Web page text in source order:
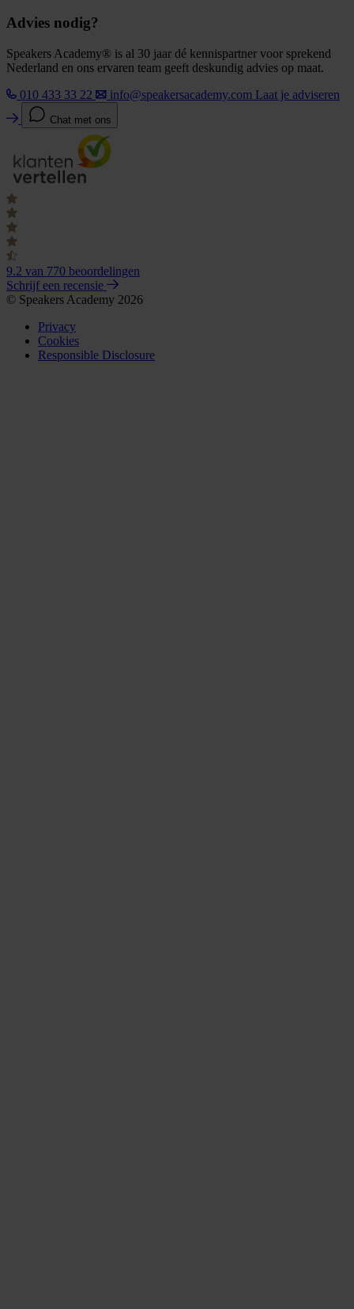
Advies nodig?
Speakers Academy® is al 30 jaar dé kennispartner voor sprekend
Nederland en ons ervaren team geeft deskundig advies op maat.
010 433 33 22
info@speakersacademy.com Laat je adviseren
Chat met ons
9.2 van 770 beoordelingen
Schrijf een recensie
© Speakers Academy 2026
Privacy
Cookies
Responsible Disclosure